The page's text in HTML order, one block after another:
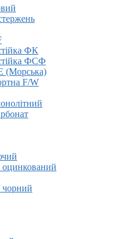
ФК
ФСФ
F/W
оцинкований
чорний